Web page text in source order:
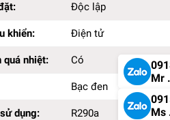
thị:
Độc lập
khiển: Điện tử
quá nhiệt: Có
Bạc đen
dụng: R290a
Mr
Ms